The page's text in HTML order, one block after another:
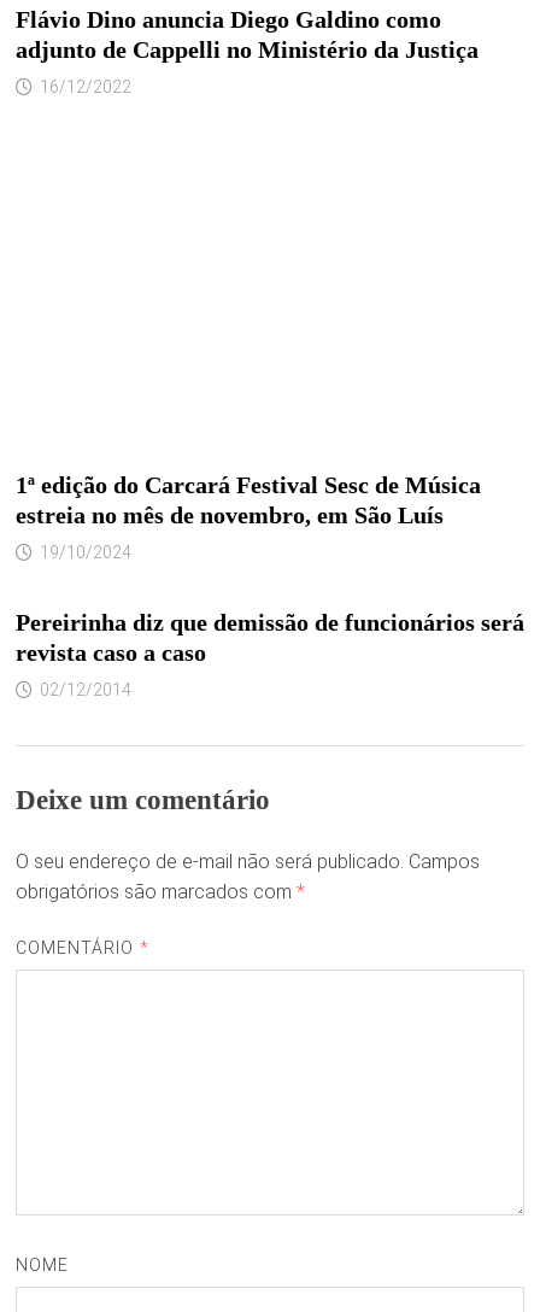
Flávio Dino anuncia Diego Galdino como
adjunto de Cappelli no Ministério da Justiça
16/12/2022
1ª edição do Carcará Festival Sesc de Música
estreia no mês de novembro, em São Luís
19/10/2024
Pereirinha diz que demissão de funcionários será
revista caso a caso
02/12/2014
Deixe um comentário
O seu endereço de e-mail não será publicado. Campos
obrigatórios são marcados com *
COMENTÁRIO *
NOME